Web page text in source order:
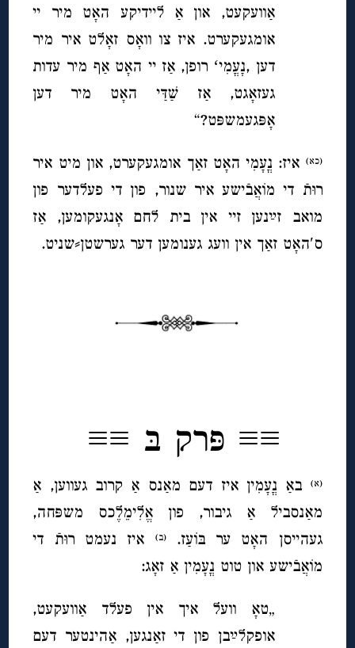
אַוועקעט, און אַ ליידיקע האָט מיר יי
אומגעקערט. איז צו וואָס זאָלט איר מיר
דען ,נָעֳמִיʻ רופן, אַז יי האָט אַף מיר עדות
געזאָגט, אַז שַׁדַּי האָט מיר דען
אָפּגעמשפּט?“
(כא) איז: נֳעָמִי האָט זאַך אומגעקערט, און מיט איר
רוּתֿ די מוֹאֲבֿישעאיר שנור, פון די פעלדער פון
מואב זײַנען זיי אין בית לחם אָנגעקומען, אַז
ס′האָט זאַך אין וועג גענומען דער גערשטן⸗שניט.
≡≡ פּרק בּ ≡≡
(א)
באַ נֳעָמִין איז דעם מאַנס אַ קרוב געווען, אַ
מאַנסביל אַ גיבור, פון אֱלִימֵלֶכס משפּחה,
געהייסן האָט ער בּוֹעַז.(ב)
איז נעמט רוּתֿ די
מוֹאֲבֿישע און טוט נֳעָמִין אַ זאָג:
„טאָ וועל איך אין פעלד אַוועקעט,
אופקלײַבן פון די זאַנגען, אַהינטער דעם